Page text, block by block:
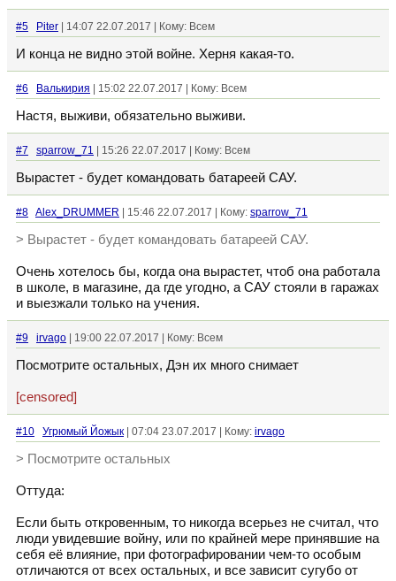
#5 Piter | 14:07 22.07.2017 | Кому: Всем
И конца не видно этой войне. Херня какая-то.
#6 Валькирия | 15:02 22.07.2017 | Кому: Всем
Настя, выживи, обязательно выживи.
#7 sparrow_71 | 15:26 22.07.2017 | Кому: Всем
Вырастет - будет командовать батареей САУ.
#8 Alex_DRUMMER | 15:46 22.07.2017 | Кому: sparrow_71
> Вырастет - будет командовать батареей САУ.
Очень хотелось бы, когда она вырастет, чтоб она работала
в школе, в магазине, да где угодно, а САУ стояли в гаражах
и выезжали только на учения.
#9 irvago | 19:00 22.07.2017 | Кому: Всем
Посмотрите остальных, Дэн их много снимает
[censored]
#10 Угрюмый Йожык | 07:04 23.07.2017 | Кому: irvago
> Посмотрите остальных
Оттуда:
Если быть откровенным, то никогда всерьез не считал, что
люди увидевшие войну, или по крайней мере принявшие на
себя её влияние, при фотографировании чем-то особым
отличаются от всех остальных, и все зависит сугубо от